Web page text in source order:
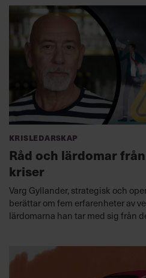
Krisledarskap
Råd och lärdomar
kriser
Varg Gyllander, strategisk och
berättar om fem erfarenheter av
lärdomarna han tar med sig från